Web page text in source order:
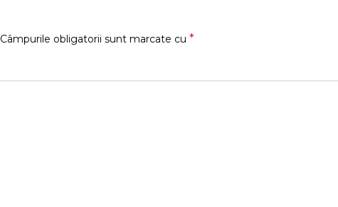
Câmpurile obligatorii sunt marcate cu *